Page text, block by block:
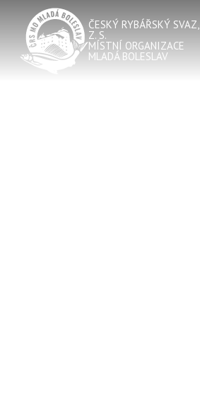
ČESKÝ RYBÁŘSKÝ SVAZ,
Z. S.
MÍSTNÍ ORGANIZACE
MLADÁ BOLESLAV